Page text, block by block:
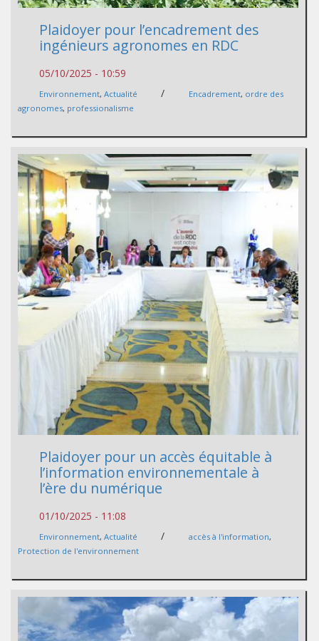
Plaidoyer pour l’encadrement des
ingénieurs agronomes en RDC
05/10/2025 - 10:59
Environnement, Actualité / Encadrement, ordre des
agronomes, professionalisme
Plaidoyer pour un accès équitable à
l’information environnementale à
l’ère du numérique
01/10/2025 - 11:08
Environnement, Actualité / accès à l'information,
Protection de l'environnement